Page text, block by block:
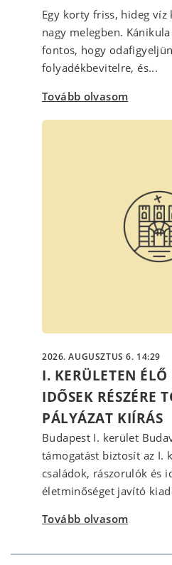
Egy korty friss, hideg
nagy melegben.
fontos, hogy
folyadékbevitelre, és...
Tovább olvasom
2026. AUGUSZTUS 6. 14:29
I. KERÜLETEN ÉLŐ
IDŐSEK RÉSZÉRE
PÁLYÁZAT KIÍRÁS
Budapest I. kerület
támogatást biztosít az I.
családok, rászorulók és
életminőséget javító
Tovább olvasom